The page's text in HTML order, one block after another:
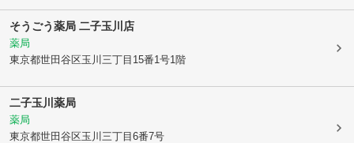
そうごう薬局 二子玉川店
薬局
東京都世田谷区玉川三丁目15番1号1階
二子玉川薬局
薬局
東京都世田谷区玉川三丁目6番7号